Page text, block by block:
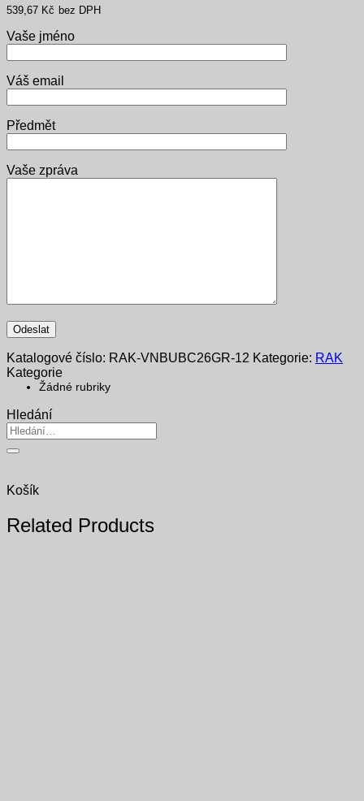
539,67 Kč bez DPH
Vaše jméno
Váš email
Předmět
Vaše zpráva
Katalogové číslo: RAK-VNBUBC26GR-12 Kategorie: RAK
Kategorie
Žádné rubriky
Hledání
Hledat:
Košík
Related Products